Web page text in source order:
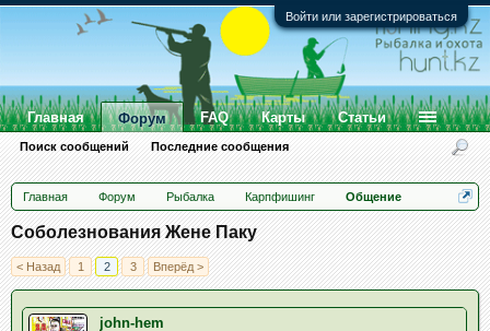
Войти или зарегистрироваться
Главная Форум Рыбалка Карпфишинг Общение
Соболезнования Жене Паку
< Назад 1 2 3 Вперёд >
john-hem
Главная Форум
Поиск сообщений Последние сообщения
FAQ Карты Статьи